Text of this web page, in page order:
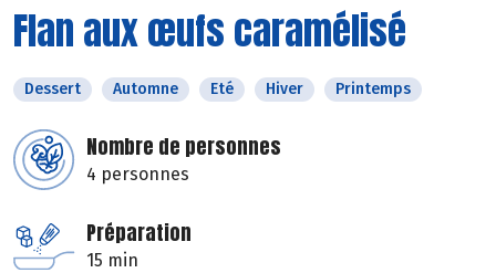
Flan aux œufs caramélisé
Dessert Automne Eté Hiver Printemps
Nombre de personnes
4 personnes
Préparation
15 min